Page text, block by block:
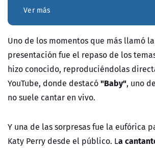
Ver más
Uno de los momentos que más llamó
presentación fue el repaso de los
hizo conocido, reproduciéndolas
YouTube, donde destacó"Baby", uno
no suele cantar en vivo.
Y una de las sorpresas fue la eufórica
Katy Perry desde el público. La